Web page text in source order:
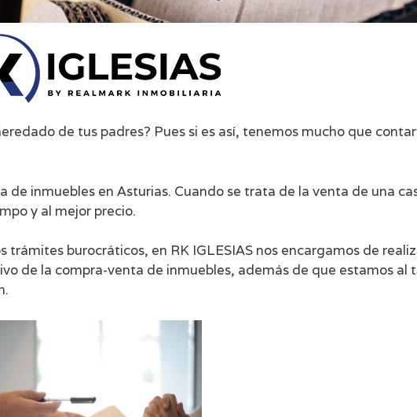
de tus padres? Pues si es así, tenemos mucho que
de inmuebles en Asturias. Cuando se trata de la venta de una
y al mejor precio.
burocráticos, en RK IGLESIAS nos encargamos de
de la compra-venta de inmuebles, además de que estamos al